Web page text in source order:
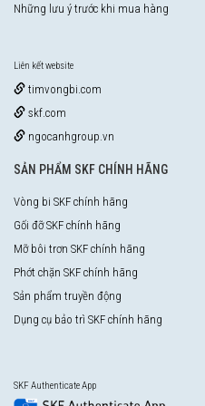
Những lưu ý trước khi mua hàng
Liên kết website
timvongbi.com
skf.com
ngocanhgroup.vn
SẢN PHẨM SKF CHÍNH HÃNG
Vòng bi SKF chính hãng
Gối đỡ SKF chính hãng
Mỡ bôi trơn SKF chính hãng
Phớt chặn SKF chính hãng
Sản phẩm truyền động
Dụng cụ bảo trì SKF chính hãng
SKF Authenticate App